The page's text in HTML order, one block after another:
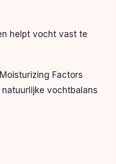
helpt vocht vast te
Factors
vochtbalans